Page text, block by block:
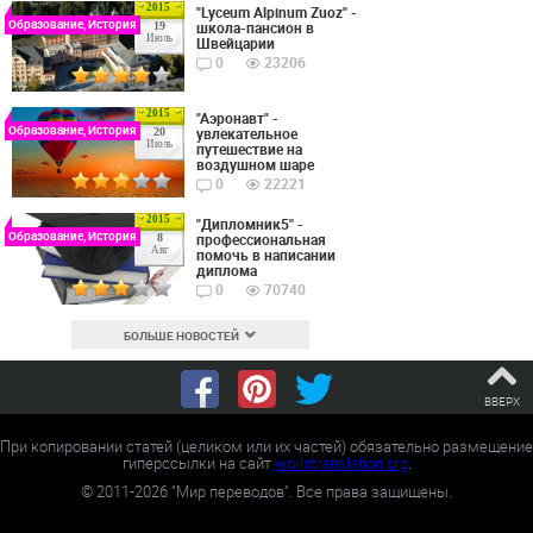
2015
19
Июль
Образование, История
"Lyceum Alpinum Zuoz" -
школа-пансион в
Швейцарии
0
23206
2015
20
Июль
Образование, История
"Аэронавт" -
увлекательное
путешествие на
воздушном шаре
0
22221
2015
8
Авг
Образование, История
"Дипломник5" -
профессиональная
помочь в написании
диплома
0
70740
БОЛЬШЕ НОВОСТЕЙ
ВВЕРХ
При копировании статей (целиком или их частей) обязательно размещение
гиперссылки на сайтworldtranslation.org.
©2011-2026 "Мир переводов". Все права защищены.